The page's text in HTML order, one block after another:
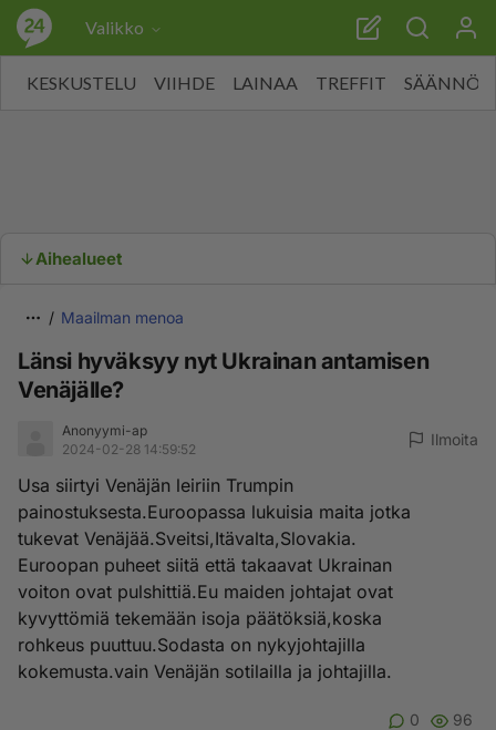
Valikko
KESKUSTELU VIIHDE LAINAA TREFFIT SÄÄNNÖT
Aihealueet
Maailman menoa
Länsi hyväksyy nyt Ukrainan antamisen
Venäjälle?
Anonyymi-ap
2024-02-28 14:59:52
Ilmoita
Usa siirtyi Venäjän leiriin Trumpin
painostuksesta.Euroopassa lukuisia maita jotka
tukevat Venäjää.Sveitsi,Itävalta,Slovakia.
Euroopan puheet siitä että takaavat Ukrainan
voiton ovat pulshittiä.Eu maiden johtajat ovat
kyvyttömiä tekemään isoja päätöksiä,koska
rohkeus puuttuu.Sodasta on nykyjohtajilla
kokemusta.vain Venäjän sotilailla ja johtajilla.
0 96